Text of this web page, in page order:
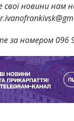
свої новини нам
за номером 096